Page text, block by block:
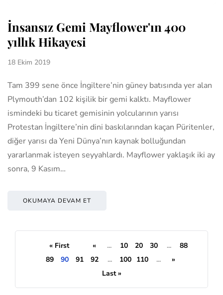
İnsansız Gemi Mayflower'ın 400
yıllık Hikayesi
18 Ekim 2019
Tam 399 sene önce İngiltere’nin güney batısında yer alan
Plymouth’dan 102 kişilik bir gemi kalktı. Mayflower
ismindeki bu ticaret gemisinin yolcularının yarısı
Protestan İngiltere’nin dini baskılarından kaçan Püritenler,
diğer yarısı da Yeni Dünya’nın kaynak bolluğundan
yararlanmak isteyen seyyahlardı. Mayflower yaklaşık iki ay
sonra, 9 Kasım…
OKUMAYA DEVAM ET
« First « ... 10 20 30 ...
88
89
90 91 92 ... 100 110 ...
»
Last »